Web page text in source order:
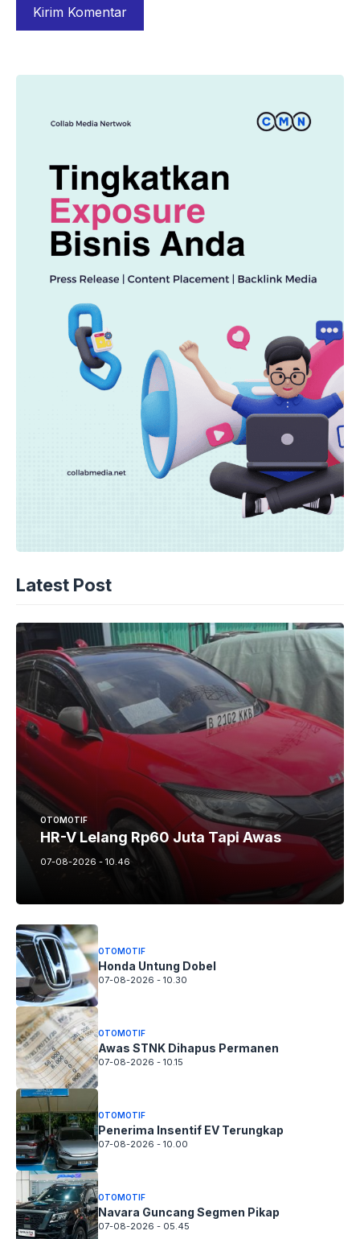
Latest Post
OTOMOTIF
HR-V Lelang Rp60 Juta Tapi Awas
07-08-2026 - 10.46
OTOMOTIF
Honda Untung Dobel
07-08-2026 - 10.30
OTOMOTIF
Awas STNK Dihapus Permanen
07-08-2026 - 10.15
OTOMOTIF
Penerima Insentif EV Terungkap
07-08-2026 - 10.00
OTOMOTIF
Navara Guncang Segmen Pikap
07-08-2026 - 05.45